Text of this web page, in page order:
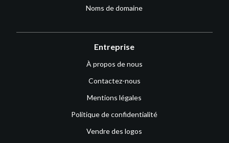
Noms de domaine
Entreprise
À propos de nous
Contactez-nous
Mentions légales
Politique de confidentialité
Vendre des logos